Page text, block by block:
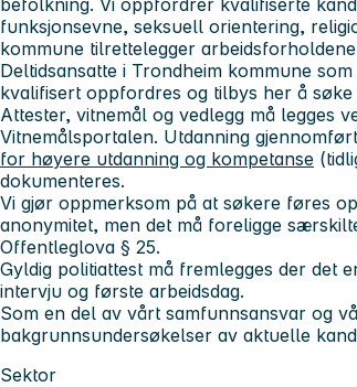
funksjonsevne, seksuell orientering,
kommune tilrettelegger
Deltidsansatte i Trondheim kommune
kvalifisert oppfordres og tilbys her å
Attester, vitnemål og vedlegg må legges
Vitnemålsportalen. Utdanning
for høyere utdanning og kompetanse
dokumenteres.
Vi gjør oppmerksom på at søkere føres
anonymitet, men det må foreligge
Offentleglova § 25.
Gyldig politiattest må fremlegges der det
intervju og første arbeidsdag.
Som en del av vårt samfunnsansvar og
bakgrunnsundersøkelser av aktuelle
Sektor